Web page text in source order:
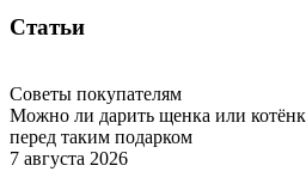
Статьи
Советы покупателям
Можно ли дарить щенка или
перед таким подарком
7 августа 2026